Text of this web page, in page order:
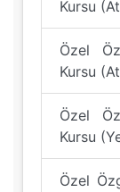
Kursu
Özel
Kursu
Özel
Kursu
Özel